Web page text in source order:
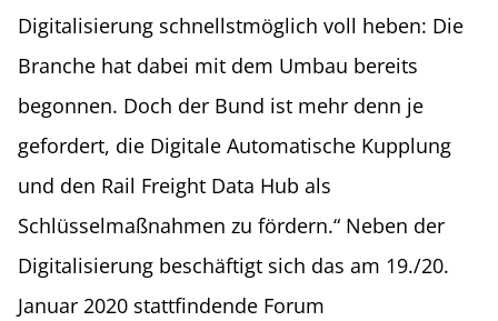
Digitalisierung schnellstmöglich voll heben: Die
Branche hat dabei mit dem Umbau bereits
begonnen. Doch der Bund ist mehr denn je
gefordert, die Digitale Automatische Kupplung
und den Rail Freight Data Hub als
Schlüsselmaßnahmen zu fördern.“ Neben der
Digitalisierung beschäftigt sich das am 19./20.
Januar 2020 stattfindende Forum